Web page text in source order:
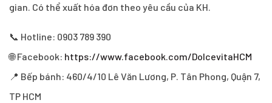
gian. Có thể xuất hóa đơn theo yêu cầu của KH.
📞 Hotline: 0903 789 390
🌐 Facebook: https://www.facebook.com/DolcevitaHCM
📍 Bếp bánh: 460/4/10 Lê Văn Lương, P. Tân Phong, Quận 7,
TP HCM